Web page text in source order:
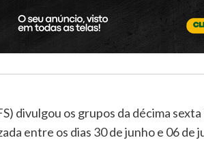
divulgou os grupos da décima sexta
entre os dias 30 de junho e 06 de